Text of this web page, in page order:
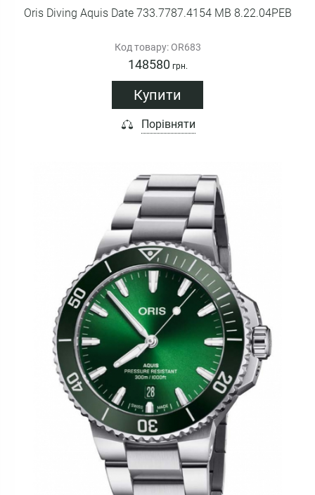
Oris Diving Aquis Date 733.7787.4154 MB 8.22.04PEB
Код товару: OR683
148580 грн.
Купити
Порівняти